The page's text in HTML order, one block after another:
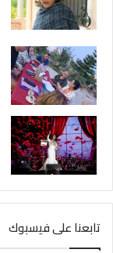
تابعنا على فيسبوك